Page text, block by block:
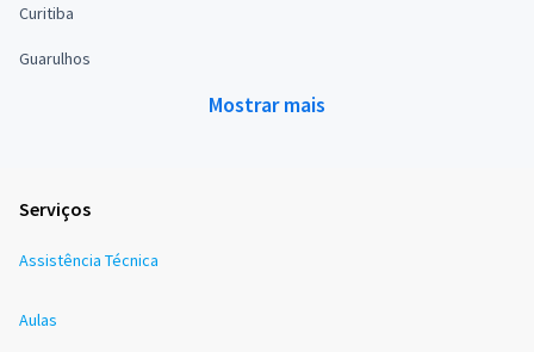
Curitiba
Guarulhos
Mostrar mais
Serviços
Assistência Técnica
Aulas